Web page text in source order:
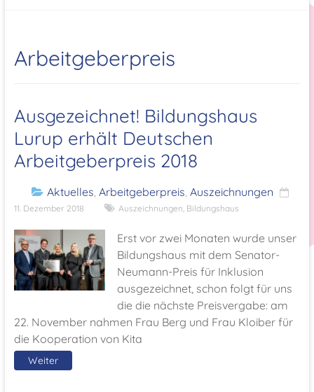
Arbeitgeberpreis
Ausgezeichnet! Bildungshaus
Lurup erhält Deutschen
Arbeitgeberpreis 2018
Aktuelles, Arbeitgeberpreis, Auszeichnungen
11. Dezember 2018 Auszeichnungen, Bildungshaus
Erst vor zwei Monaten wurde unser
Bildungshaus mit dem Senator-
Neumann-Preis für Inklusion
ausgezeichnet, schon folgt für uns
die die nächste Preisvergabe: am
22. November nahmen Frau Berg und Frau Kloiber für
die Kooperation von Kita
Weiter